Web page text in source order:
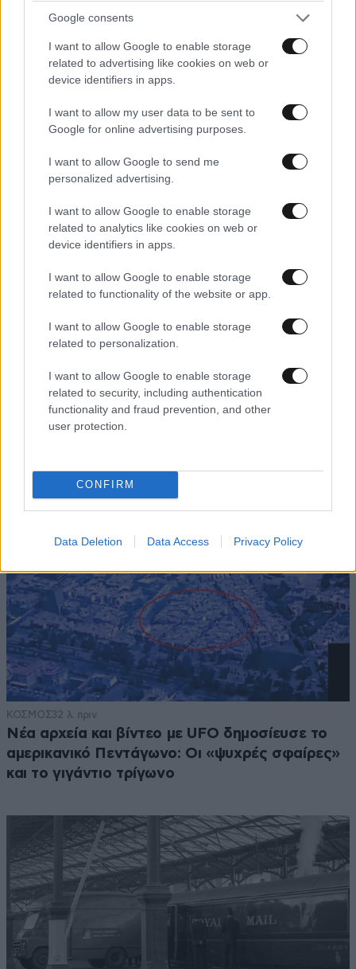
Google consents
I want to allow Google to enable storage
related to advertising like cookies on web or
device identifiers in apps.
I want to allow my user data to be sent to
Google for online advertising purposes.
I want to allow Google to send me
personalized advertising.
I want to allow Google to enable storage
related to analytics like cookies on web or
device identifiers in apps.
I want to allow Google to enable storage
related to functionality of the website or app.
I want to allow Google to enable storage
related to personalization.
I want to allow Google to enable storage
related to security, including authentication
functionality and fraud prevention, and other
user protection.
CONFIRM
Data Deletion Data Access Privacy Policy
ΚΟΣΜΟΣ08·08·2026 04:58
άνθρωπος των βασανιστηρίων της Συρίας
εντοπίστηκε στη Ρωσία
ΕΛΛΑΔΑ3 ω. πριν
Εορτολόγιο: Ποιος γιορτάζει σήμερα 8
ΚΟΣΜΟΣ32 λ. πριν
Νέα αρχεία και βίντεο με UFO δημοσίευσε το
αμερικανικό Πεντάγωνο: Οι «ψυχρές σφαίρες»
και το γιγάντιο τρίγωνο